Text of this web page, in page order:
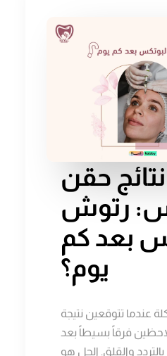
نتائج حقن
رتوش
بعد كم
يوم؟
عندما تتوقعين نتيجة
فرقاً بسيطاً بعد
والقلق. الحل هو